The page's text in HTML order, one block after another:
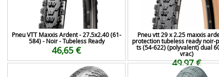
Pneu VTT Maxxis Ardent - 27.5x2.40 (61-
584) - Noir - Tubeless Ready
46,65 €
Pneu vtt 29 x 2.25 maxxis
protection tubeless ready noir-
ts (54-622) (polyvalent) dual
vrac)
49,97 €